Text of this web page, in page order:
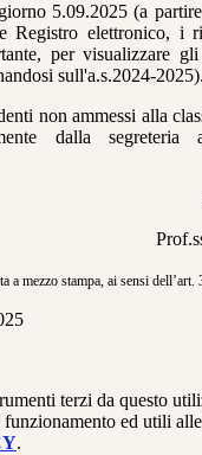
5.09.2025 (a
Registro elettronico, i
per visualizzare
sull'a.s.2024-2025).
non ammessi alla
dalla
a mezzo stampa, ai sensi
terzi da questo
funzionamento ed utili
.